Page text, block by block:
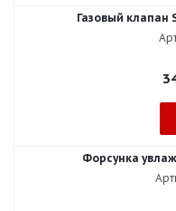
Газовый клапан
Форсунка